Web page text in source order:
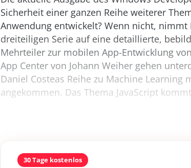
Sicherheit einer ganzen Reihe weiterer
Anwendung entwickelt? Wenn nicht,
dreiteiligen Serie auf eine detaillierte,
Mehrteiler zur mobilen App-Entwicklung
App Center von Johann Weiher gehen
Daniel Costeas Reihe zu Machine Learning
angekommen. Das Thema JavaScript
30 Tage kostenlos